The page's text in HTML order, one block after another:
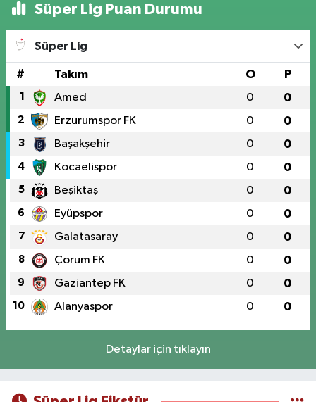
Süper Lig Puan Durumu
Süper Lig
# Takım O P
1 Amed 0 0
2 Erzurumspor FK 0 0
3 Başakşehir 0 0
4 Kocaelispor 0 0
5 Beşiktaş 0 0
6 Eyüpspor 0 0
7 Galatasaray 0 0
8 Çorum FK 0 0
9 Gaziantep FK 0 0
10 Alanyaspor 0 0
Detaylar için tıklayın